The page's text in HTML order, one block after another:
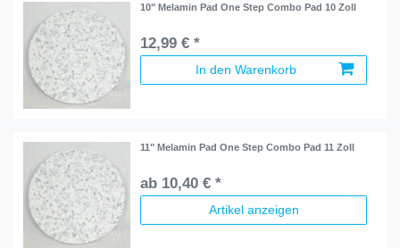
10" Melamin Pad One Step Combo Pad 10 Zoll
12,99 € *
In den Warenkorb
11" Melamin Pad One Step Combo Pad 11 Zoll
ab 10,40 € *
Artikel anzeigen